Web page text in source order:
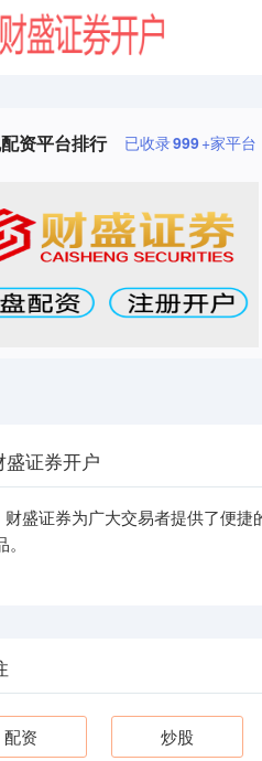
资平台排行 已收录999+家平台
盛证券开户
财盛证券为广大交易者提供了便
。
配资 炒股